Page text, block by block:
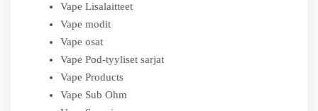
Vape Lisalaitteet
Vape modit
Vape osat
Vape Pod-tyyliset sarjat
Vape Products
Vape Sub Ohm